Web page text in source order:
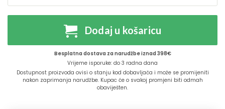
Dodaj u košaricu
Besplatna dostava za narudžbe iznad 398€
Vrijeme isporuke: do 3 radna dana
Dostupnost proizvoda ovisi o stanju kod dobavljača i može se promijeniti
nakon zaprimanja narudžbe. Kupac će o svakoj promjeni biti odmah
obaviješten.